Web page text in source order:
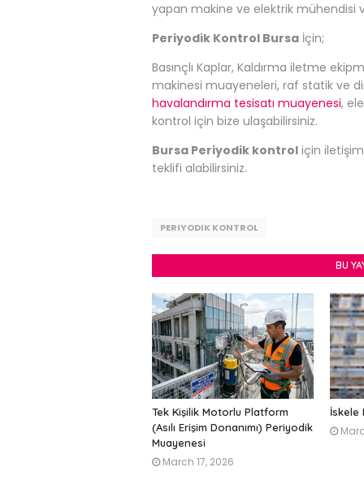
yapan makine ve elektrik mühendisi
Periyodik Kontrol Bursa İçin;
Basınçlı Kaplar, Kaldırma iletme
makinesi muayeneleri, raf statik ve
havalandırma tesisatı muayenesi,
kontrol için bize ulaşabilirsiniz.
Bursa Periyodik kontrol için
teklifi alabilirsiniz.
PERIYODIK KONTROL
BU
Tek Kişilik Motorlu Platform
(Asılı Erişim Donanımı) Periyodik
Muayenesi
March 17, 2026
İskele